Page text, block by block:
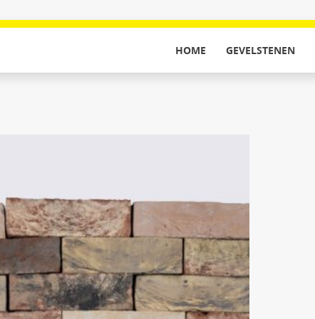
HOME GEVELSTENEN